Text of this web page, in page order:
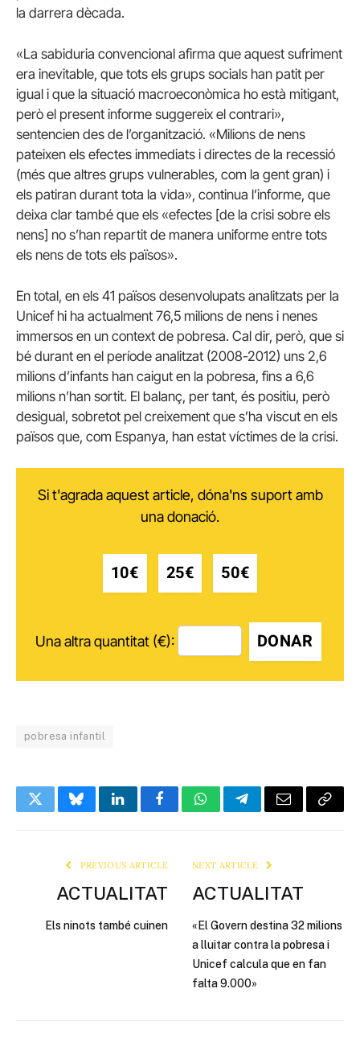
la darrera dècada.
«La sabiduria convencional afirma que aquest sufriment
era inevitable, que tots els grups socials han patit per
igual i que la situació macroeconòmica ho està mitigant,
però el present informe suggereix el contrari»,
sentencien des de l’organització. «Milions de nens
pateixen els efectes immediats i directes de la recessió
(més que altres grups vulnerables, com la gent gran) i
els patiran durant tota la vida», continua l’informe, que
deixa clar també que els «efectes [de la crisi sobre els
nens] no s’han repartit de manera uniforme entre tots
els nens de tots els països».
En total, en els 41 països desenvolupats analitzats per la
Unicef hi ha actualment 76,5 milions de nens i nenes
immersos en un context de pobresa. Cal dir, però, que si
bé durant en el període analitzat (2008-2012) uns 2,6
milions d’infants han caigut en la pobresa, fins a 6,6
milions n’han sortit. El balanç, per tant, és positiu, però
desigual, sobretot pel creixement que s’ha viscut en els
països que, com Espanya, han estat víctimes de la crisi.
Si t'agrada aquest article, dóna'ns suport amb
una donació.
10€ 25€ 50€
Una altra quantitat (€): DONAR
pobresa infantil
TwitterBlueskyLinkedInFacebookWhatsAppTelegramEmail Copy
PREVIOUS ARTICLE
ACTUALITAT
Els ninots també cuinen
NEXT ARTICLE
ACTUALITAT
«El Govern destina 32 milions
a lluitar contra la pobresa i
Unicef ​​calcula que en fan
falta 9.000»